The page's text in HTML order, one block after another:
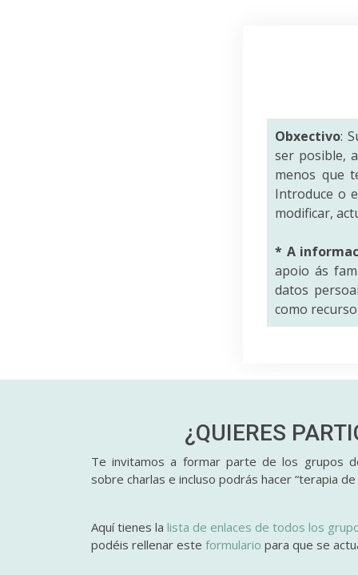
Obxectivo:
ser posible,
menos que
Introduce o
modificar,
* A
apoio ás
datos
como
¿QUIERES
Te invitamos a formar parte de los grupos
sobre charlas e incluso podrás hacer “terapia de
Aquí tienes lalista de enlaces de todos los
podéis rellenar este formulario para que se